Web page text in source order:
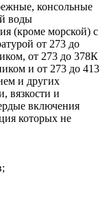
консольные
воды
(кроме морской) с
от 273 до
от 273 до 378К
и от 273 до 413
и других
вязкости и
включения
которых не